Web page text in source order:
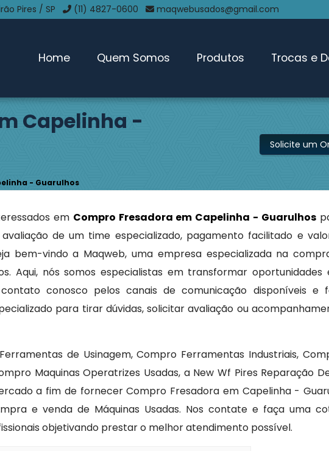
Pires / SP (11) 4827-0600 maqwebusados@gmail.com
Home Quem Somos Produtos Trocas e
Capelinha -
- Guarulhos
Solicite um
em Compro Fresadora em Capelinha - Guarulhos
de um time especializado, pagamento facilitado e
bem-vindo a Maqweb, uma empresa especializada na
Aqui, nós somos especialistas em transformar oportunidades
conosco pelos canais de comunicação disponíveis e
para tirar dúvidas, solicitar avaliação ou
de Usinagem, Compro Ferramentas Industriais,
Maquinas Operatrizes Usadas, a New Wf Pires Reparação
a fim de fornecer Compro Fresadora em Capelinha -
e venda de Máquinas Usadas. Nos contate e faça uma
objetivando prestar o melhor atendimento possível.